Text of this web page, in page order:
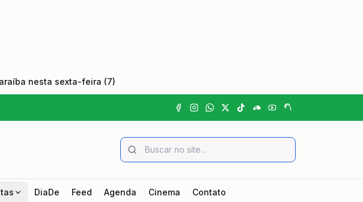
nesta sexta-feira (7)
DiaDe Feed Agenda Cinema Contato